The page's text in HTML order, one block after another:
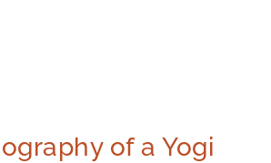
of a Yogi